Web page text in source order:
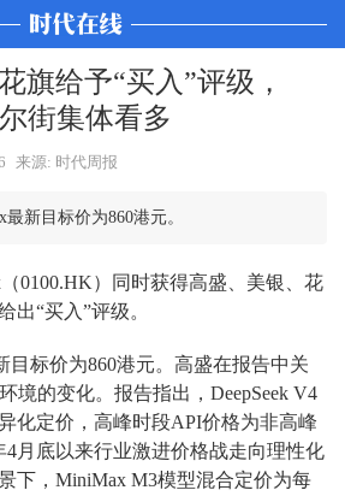
旗给予“买入”评级，
街集体看多
来源: 时代周报
新目标价为860港元。
0100.HK）同时获得高盛、美银、花
出“买入”评级。
目标价为860港元。高盛在报告中关
境的变化。报告指出，DeepSeek V4
化定价，高峰时段API价格为非高峰
4月底以来行业激进价格战走向理性化
下，MiniMax M3模型混合定价为每